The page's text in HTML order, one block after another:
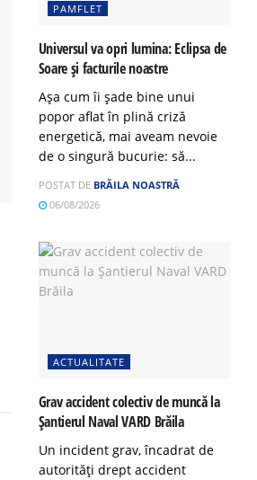
PAMFLET
Universul va opri lumina: Eclipsa de
Soare și facturile noastre
Așa cum îi șade bine unui
popor aflat în plină criză
energetică, mai aveam nevoie
de o singură bucurie: să...
POSTAT DE BRĂILA NOASTRĂ
06/08/2026
ACTUALITATE
Grav accident colectiv de muncă la
Șantierul Naval VARD Brăila
Un incident grav, încadrat de
autorități drept accident